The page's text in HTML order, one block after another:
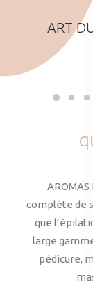
ART
complète de
que
large
pédicure,